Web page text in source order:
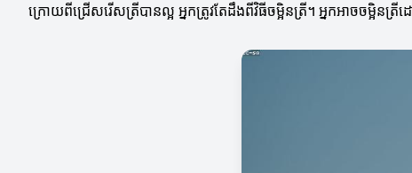
ក្រោយពីជ្រើសរើសត្រីបានល្អ អ្នកត្រូវតែដឹងពីវិធីចម្អិនត្រី។ អ្នកអាចចម្អិន